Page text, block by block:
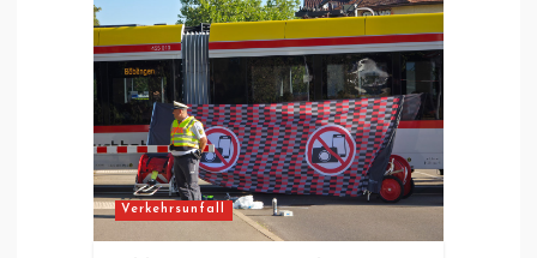
Verkehrsunfall